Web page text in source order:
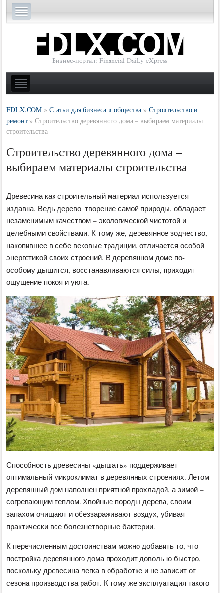
Бизнес-портал: Financial DaiLy eXpress
FDLX.COM »Статьи для бизнеса и общества »Строительство и
ремонт »Строительство деревянного дома – выбираем материалы
строительства
Строительство деревянного дома –
выбираем материалы строительства
Древесина как строительный материал используется
издавна. Ведь дерево, творение самой природы, обладает
незаменимым качеством – экологической чистотой и
целебными свойствами. К тому же, деревянное зодчество,
накопившее в себе вековые традиции, отличается особой
энергетикой своих строений. В деревянном доме по-
особому дышится, восстанавливаются силы, приходит
ощущение покоя и уюта.
Способность древесины «дышать» поддерживает
оптимальный микроклимат в деревянных строениях. Летом
деревянный дом наполнен приятной прохладой, а зимой –
согревающим теплом. Хвойные породы дерева, своим
запахом очищают и обеззараживают воздух, убивая
практически все болезнетворные бактерии.
К перечисленным достоинствам можно добавить то, что
постройка деревянного дома проходит довольно быстро,
поскольку древесина легка в обработке и не зависит от
сезона производства работ. К тому же эксплуатация такого